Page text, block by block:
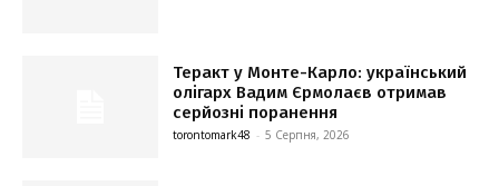
Теракт у Монте-Карло: український
олігарх Вадим Єрмолаєв отримав
серйозні поранення
torontomark48 - 5 Серпня, 2026